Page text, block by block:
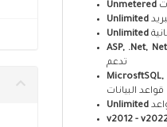
Unmetered
Unlimited
Unlimited
ASP, .Net,
تدعم
قواعد البيانات
Unlimited
v2012 -